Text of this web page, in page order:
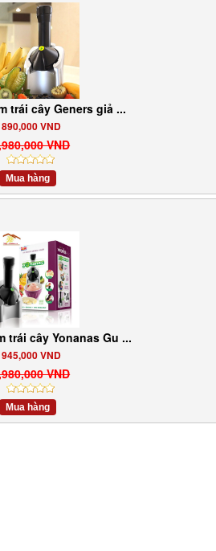
trái cây Geners giả ...
890,000 VND
VND
Mua hàng
trái cây Yonanas Gu ...
945,000 VND
VND
Mua hàng